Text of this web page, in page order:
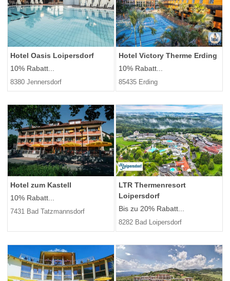
Hotel Oasis Loipersdorf
10% Rabatt...
8380 Jennersdorf
Hotel Victory Therme Erding
10% Rabatt...
85435 Erding
Hotel zum Kastell
10% Rabatt...
7431 Bad Tatzmannsdorf
LTR Thermenresort
Loipersdorf
Bis zu 20% Rabatt...
8282 Bad Loipersdorf